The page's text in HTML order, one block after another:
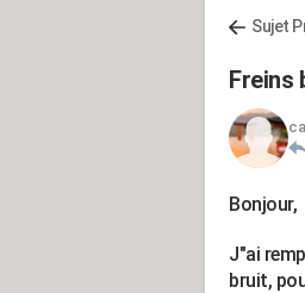
Sujet
Freins
Bonjour,
J"ai
bruit,